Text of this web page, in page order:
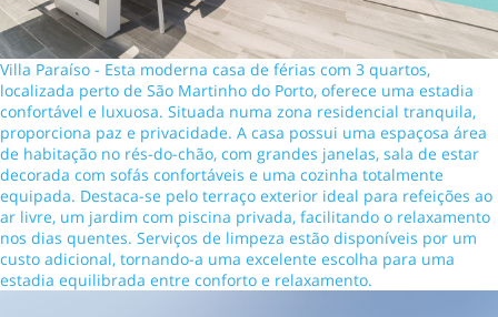
Villa Paraíso - Esta moderna casa de férias com 3 quartos,
localizada perto de São Martinho do Porto, oferece uma estadia
confortável e luxuosa. Situada numa zona residencial tranquila,
proporciona paz e privacidade. A casa possui uma espaçosa área
de habitação no rés-do-chão, com grandes janelas, sala de estar
decorada com sofás confortáveis e uma cozinha totalmente
equipada. Destaca-se pelo terraço exterior ideal para refeições ao
ar livre, um jardim com piscina privada, facilitando o relaxamento
nos dias quentes. Serviços de limpeza estão disponíveis por um
custo adicional, tornando-a uma excelente escolha para uma
estadia equilibrada entre conforto e relaxamento.